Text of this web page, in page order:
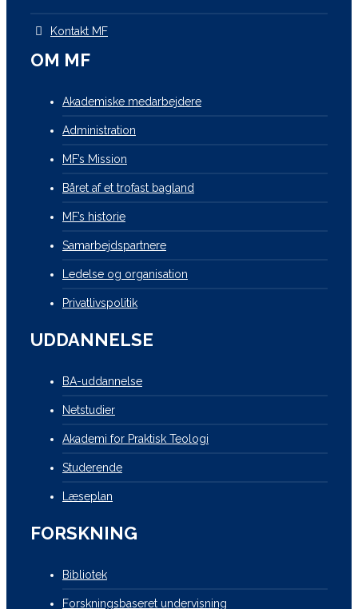
Kontakt MF
OM MF
Akademiske medarbejdere
Administration
MF’s Mission
Båret af et trofast bagland
MF’s historie
Samarbejdspartnere
Ledelse og organisation
Privatlivspolitik
UDDANNELSE
BA-uddannelse
Netstudier
Akademi for Praktisk Teologi
Studerende
Læseplan
FORSKNING
Bibliotek
Forskningsbaseret undervisning